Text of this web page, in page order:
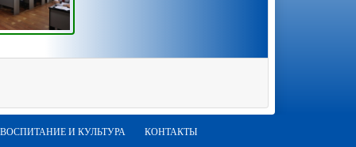
ВОСПИТАНИЕ И КУЛЬТУРА КОНТАКТЫ